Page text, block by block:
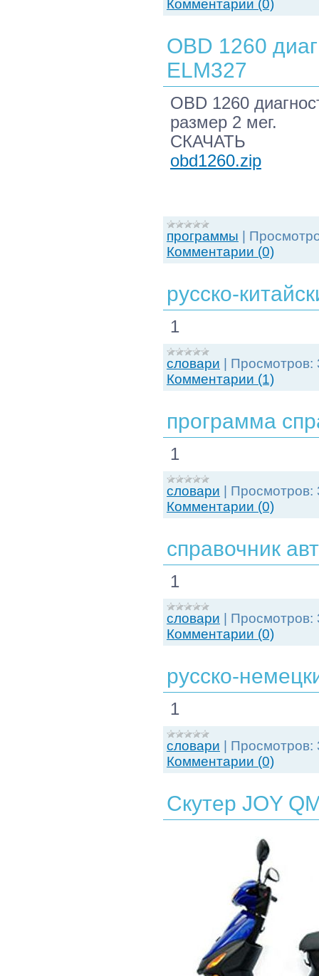
Комментарии (0)
OBD 1260
ELM327
OBD 1260
размер 2 мег.
СКАЧАТЬ
obd1260.zip
программы |
Комментарии (0)
русско-
1
словари | Просмотров:
Комментарии (1)
программа
1
словари | Просмотров:
Комментарии (0)
справочник
1
словари | Просмотров:
Комментарии (0)
русско-
1
словари | Просмотров:
Комментарии (0)
Скутер JOY